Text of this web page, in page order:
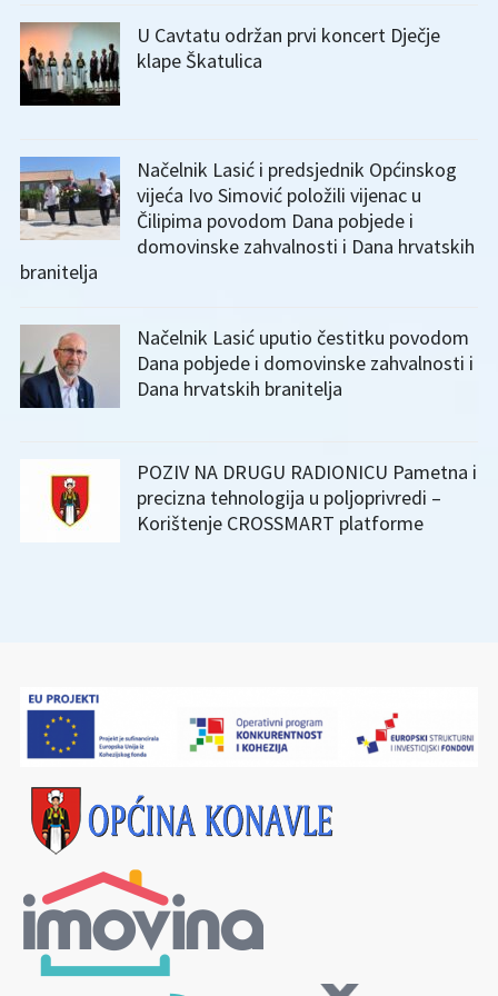
U Cavtatu održan prvi koncert Dječje
klape Škatulica
Načelnik Lasić i predsjednik Općinskog
vijeća Ivo Simović položili vijenac u
Čilipima povodom Dana pobjede i
domovinske zahvalnosti i Dana hrvatskih
branitelja
Načelnik Lasić uputio čestitku povodom
Dana pobjede i domovinske zahvalnosti i
Dana hrvatskih branitelja
POZIV NA DRUGU RADIONICU Pametna i
precizna tehnologija u poljoprivredi –
Korištenje CROSSMART platforme